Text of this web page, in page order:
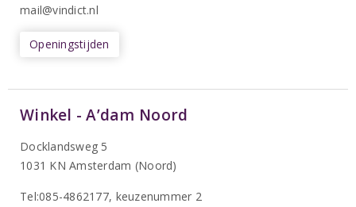
mail@vindict.nl
Openingstijden
Winkel - A’dam Noord
Docklandsweg 5
1031 KN Amsterdam (Noord)
Tel:085-4862177, keuzenummer 2